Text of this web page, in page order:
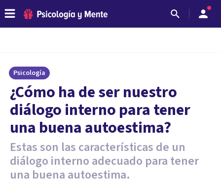
Psicología
¿Cómo ha de ser nuestro
diálogo interno para tener
una buena autoestima?
Estas son las características de un
diálogo interno adecuado para tener
una buena autoestima.